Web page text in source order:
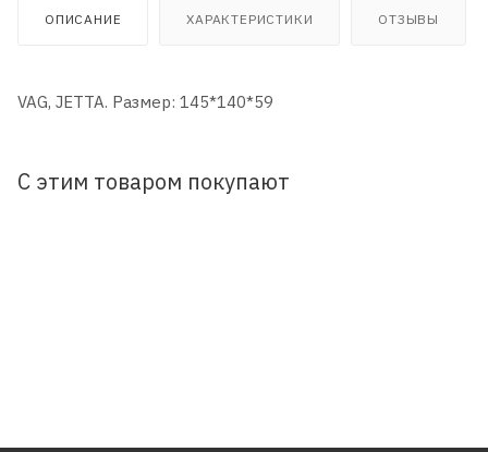
ОПИСАНИЕ ХАРАКТЕРИСТИКИ ОТЗЫВЫ
VAG, JETTA. Размер: 145*140*59
С этим товаром покупают